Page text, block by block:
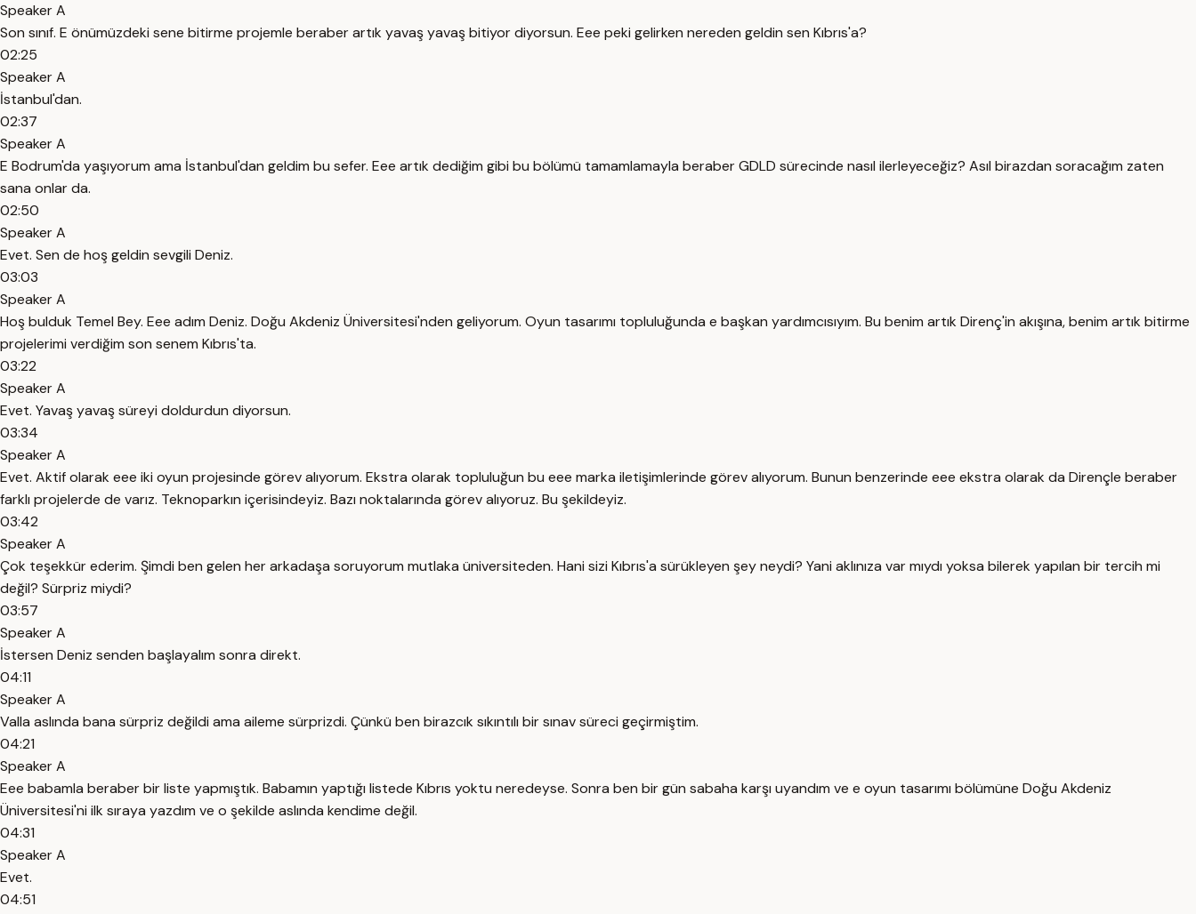
Speaker A
Son sınıf. E önümüzdeki sene bitirme projemle beraber artık yavaş yavaş bitiyor diyorsun. Eee peki gelirken nereden geldin sen Kıbrıs'a?
02:25
Speaker A
İstanbul'dan.
02:37
Speaker A
E Bodrum'da yaşıyorum ama İstanbul'dan geldim bu sefer. Eee artık dediğim gibi bu bölümü tamamlamayla beraber GDLD sürecinde nasıl ilerleyeceğiz? Asıl birazdan soracağım zaten
sana onlar da.
02:50
Speaker A
Evet. Sen de hoş geldin sevgili Deniz.
03:03
Speaker A
Hoş bulduk Temel Bey. Eee adım Deniz. Doğu Akdeniz Üniversitesi'nden geliyorum. Oyun tasarımı topluluğunda e başkan yardımcısıyım. Bu benim artık Direnç'in akışına, benim artık bitirme
projelerimi verdiğim son senem Kıbrıs'ta.
03:22
Speaker A
Evet. Yavaş yavaş süreyi doldurdun diyorsun.
03:34
Speaker A
Evet. Aktif olarak eee iki oyun projesinde görev alıyorum. Ekstra olarak topluluğun bu eee marka iletişimlerinde görev alıyorum. Bunun benzerinde eee ekstra olarak da Dirençle beraber
farklı projelerde de varız. Teknoparkın içerisindeyiz. Bazı noktalarında görev alıyoruz. Bu şekildeyiz.
03:42
Speaker A
Çok teşekkür ederim. Şimdi ben gelen her arkadaşa soruyorum mutlaka üniversiteden. Hani sizi Kıbrıs'a sürükleyen şey neydi? Yani aklınıza var mıydı yoksa bilerek yapılan bir tercih mi
değil? Sürpriz miydi?
03:57
Speaker A
İstersen Deniz senden başlayalım sonra direkt.
04:11
Speaker A
Valla aslında bana sürpriz değildi ama aileme sürprizdi. Çünkü ben birazcık sıkıntılı bir sınav süreci geçirmiştim.
04:21
Speaker A
Eee babamla beraber bir liste yapmıştık. Babamın yaptığı listede Kıbrıs yoktu neredeyse. Sonra ben bir gün sabaha karşı uyandım ve e oyun tasarımı bölümüne Doğu Akdeniz
Üniversitesi'ni ilk sıraya yazdım ve o şekilde aslında kendime değil.
04:31
Speaker A
Evet.
04:51